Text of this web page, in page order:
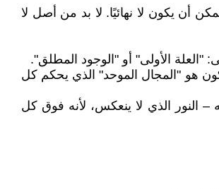
أن يكون لا نهائيًا. لا بد من أصل لا
الأولى" أو "الوجود المطلق".
هو "المجال الموحد" الذي يحكم كل
– النور الذي لا ينعكس، لأنه فوق كل